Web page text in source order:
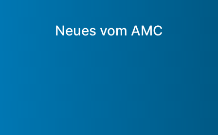
Neues vom AMC